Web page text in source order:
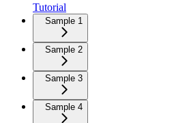
Tutorial
Sample 1
Sample 2
Sample 3
Sample 4